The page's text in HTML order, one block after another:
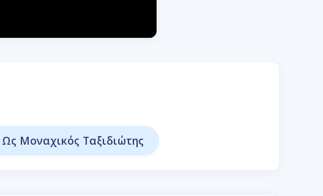
Ως Μοναχικός Ταξιδιώτης